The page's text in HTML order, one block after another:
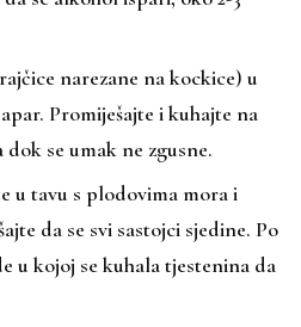
narezane na kockice) u
Promiješajte i kuhajte na
se umak ne zgusne.
u tavu s plodovima mora i
da se svi sastojci sjedine. Po
u kojoj se kuhala tjestenina da